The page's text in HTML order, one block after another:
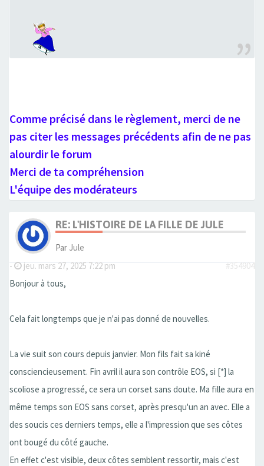
Comme précisé dans le règlement, merci de ne
pas citer les messages précédents afin de ne pas
alourdir le forum
Merci de ta compréhension
L'équipe des modérateurs
RE: L'HISTOIRE DE LA FILLE DE JULE
Par Jule
-
jeu. mars 27, 2025 7:22 pm
#354904
Bonjour à tous,
Cela fait longtemps que je n'ai pas donné de nouvelles.
La vie suit son cours depuis janvier. Mon fils fait sa kiné
consciencieusement. Fin avril il aura son contrôle EOS, si [*] la
scoliose a progressé, ce sera un corset sans doute. Ma fille aura en
même temps son EOS sans corset, après presqu'un an avec. Elle a
des soucis ces derniers temps, elle a l'impression que ses côtes
ont bougé du côté gauche.
En effet c'est visible, deux côtes semblent ressortir, mais c'est